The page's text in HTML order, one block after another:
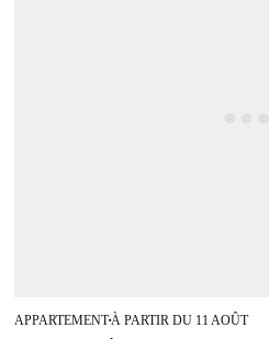
APPARTEMENT■À PARTIR DU 11 AOÛT